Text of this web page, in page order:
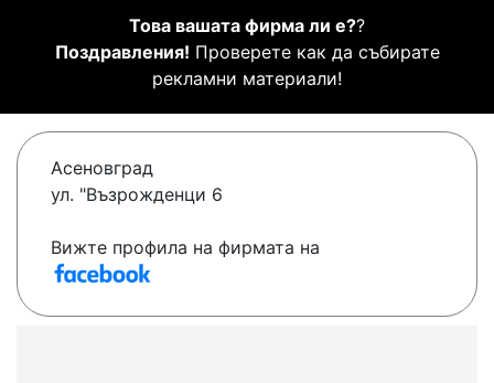
Това вашата фирма ли е??
Поздравления! Проверете как да събирате
рекламни материали!
Асеновград
ул. "Възрожденци 6
Вижте профила на фирмата на